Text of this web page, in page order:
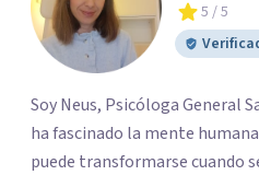
5 / 5
Soy Neus, Psicóloga General
ha fascinado la mente
puede transformarse cuando